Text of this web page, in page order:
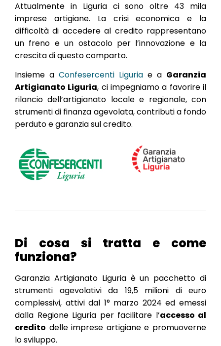
Attualmente in Liguria ci sono oltre 43 mila
imprese artigiane. La crisi economica e la
difficoltà di accedere al credito rappresentano
un freno e un ostacolo per l’innovazione e la
crescita di questo comparto.
Insieme a Confesercenti Liguria e a Garanzia
Artigianato Liguria, ci impegniamo a favorire il
rilancio dell’artigianato locale e regionale, con
strumenti di finanza agevolata, contributi a fondo
perduto e garanzia sul credito.
Di cosa si tratta e come
funziona?
Garanzia Artigianato Liguria è un pacchetto di
strumenti agevolativi da 19,5 milioni di euro
complessivi, attivi dal 1° marzo 2024 ed emessi
dalla Regione Liguria per facilitare l’accesso al
credito delle imprese artigiane e promuoverne
lo sviluppo.